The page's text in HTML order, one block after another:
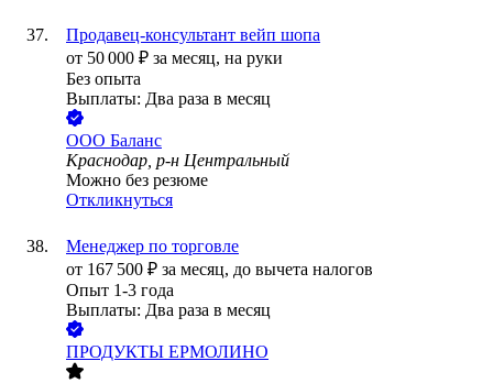
Продавец-консультант вейп шопа
от 50 000 ₽ за месяц, на руки
Без опыта
Выплаты: Два раза в месяц
ООО Баланс
Краснодар, р-н Центральный
Можно без резюме
Откликнуться
Менеджер по торговле
от 167 500 ₽ за месяц, до вычета налогов
Опыт 1-3 года
Выплаты: Два раза в месяц
ПРОДУКТЫ ЕРМОЛИНО